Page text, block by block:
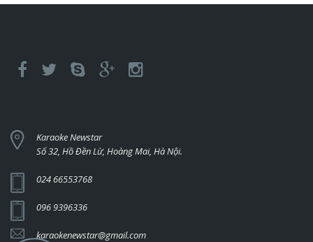
Karaoke Newstar
Số 32, Hồ Đền Lừ, Hoàng Mai, Hà Nội.
024 66553768
096 9396336
karaokenewstar@gmail.com